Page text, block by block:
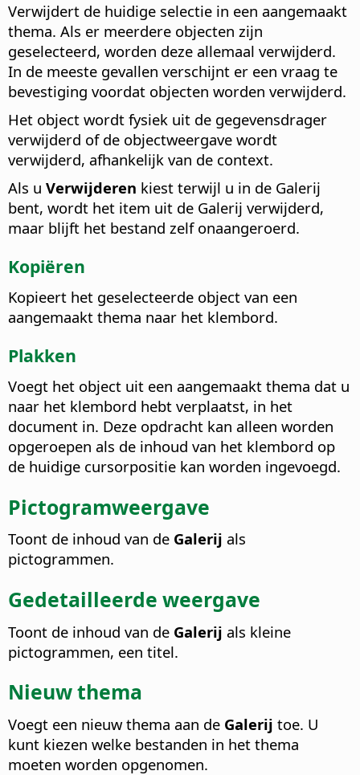
Verwijdert de huidige selectie in een aangemaakt
thema. Als er meerdere objecten zijn
geselecteerd, worden deze allemaal verwijderd.
In de meeste gevallen verschijnt er een vraag te
bevestiging voordat objecten worden verwijderd.
Het object wordt fysiek uit de gegevensdrager
verwijderd of de objectweergave wordt
verwijderd, afhankelijk van de context.
Als u Verwijderen kiest terwijl u in de Galerij
bent, wordt het item uit de Galerij verwijderd,
maar blijft het bestand zelf onaangeroerd.
Kopiëren
Kopieert het geselecteerde object van een
aangemaakt thema naar het klembord.
Plakken
Voegt het object uit een aangemaakt thema dat u
naar het klembord hebt verplaatst, in het
document in. Deze opdracht kan alleen worden
opgeroepen als de inhoud van het klembord op
de huidige cursorpositie kan worden ingevoegd.
Pictogramweergave
Toont de inhoud van de Galerij als
pictogrammen.
Gedetailleerde weergave
Toont de inhoud van de Galerij als kleine
pictogrammen, een titel.
Nieuw thema
Voegt een nieuw thema aan de Galerij toe. U
kunt kiezen welke bestanden in het thema
moeten worden opgenomen.